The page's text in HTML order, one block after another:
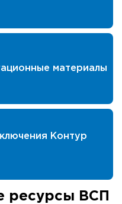
материалы
Контур
ресурсы ВСП